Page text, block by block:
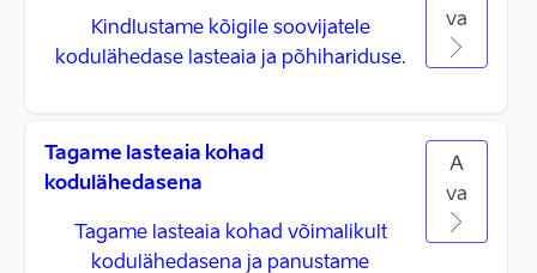
Kindlustame kõigile soovijatele
kodulähedase lasteaia ja põhihariduse.
va
Tagame lasteaia kohad
kodulähedasena
Tagame lasteaia kohad võimalikult
kodulähedasena ja panustame
A
va